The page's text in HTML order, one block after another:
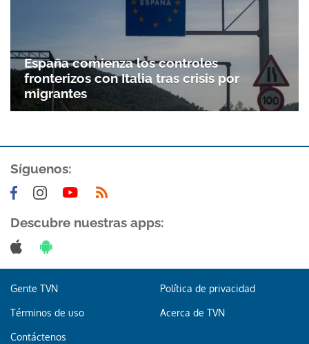
España comienza los controles
fronterizos con Italia tras crisis por
migrantes
Síguenos:
Descubre nuestras apps:
Gente TVN Política de privacidad
Términos de uso Acerca de TVN
Contáctenos